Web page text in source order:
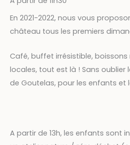
En 2021-2022, nous vous
château tous les premiers
Café, buffet irrésistible,
locales, tout est là ! Sans oublier
de Goutelas, pour les enfants et
A partir de 13h, les enfants sont